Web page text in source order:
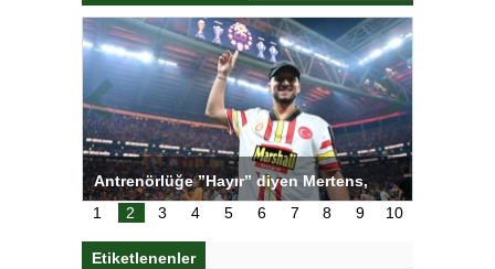
Antrenörlüğe ”Hayır” diyen Mertens,
Galatasaray’dan bakın ne istedi
1
2 3 4 5 6 7 8 9 10
Etiketlenenler